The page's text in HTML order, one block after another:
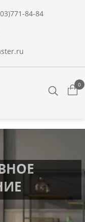
84-84
0